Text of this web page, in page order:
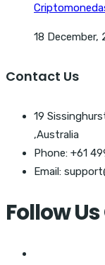
18 December,
Contact Us
19
,Australia
Phone: +61
Email:
Follow